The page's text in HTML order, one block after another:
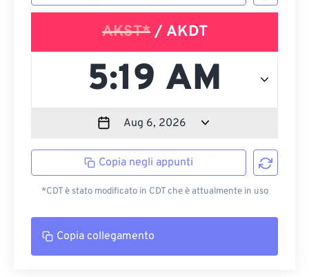
AKST*/ AKDT
Copia negli appunti
*CDT è stato modificato in CDT che è attualmente in uso
Copia collegamento